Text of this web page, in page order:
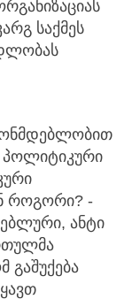
საქმეს
პოლიტიკური
როგორი? -
ანტი
გაშუქება